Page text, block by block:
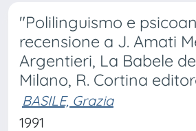
"Polilinguismo e
recensione a J. Amati
Argentieri, La Babele
Milano, R. Cortina
BASILE, Grazia
1991